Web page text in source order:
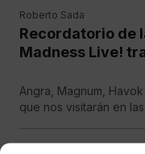
Roberto Sada
Recordatorio de
Madness Live!
Angra, Magnum,
que nos visitarán en